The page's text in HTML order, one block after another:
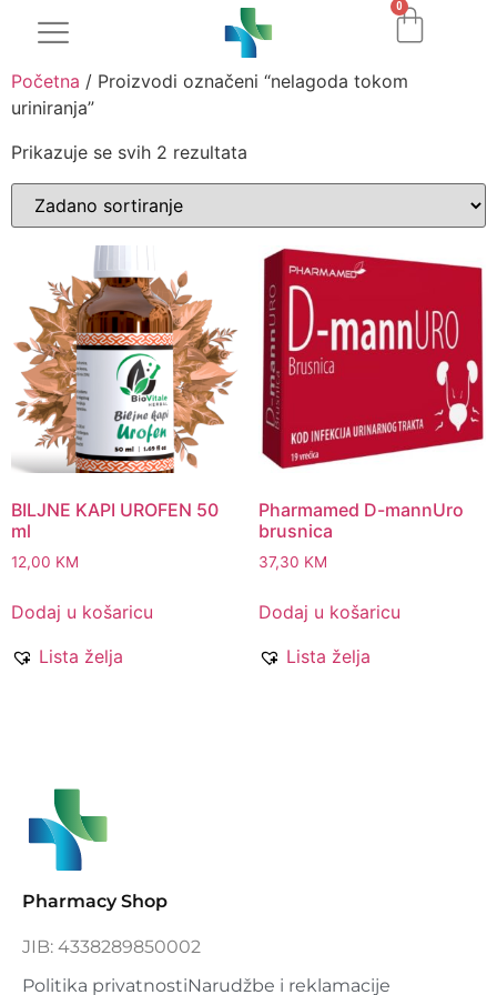
0
Početna / Proizvodi označeni “nelagoda tokom
uriniranja”
Prikazuje se svih 2 rezultata
BILJNE KAPI UROFEN 50
ml
12,00 KM
Dodaj u košaricu
Lista želja
Pharmamed D-mannUro
brusnica
37,30 KM
Dodaj u košaricu
Lista želja
Pharmacy Shop
JIB: 4338289850002
Politika privatnostiNarudžbe i reklamacije